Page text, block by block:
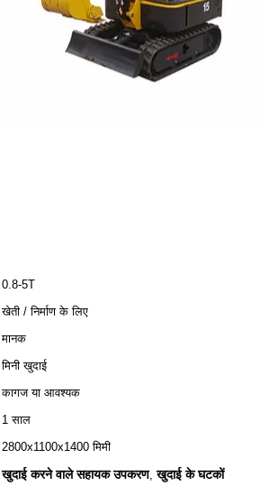
0.8-5T
खेती / निर्माण के लिए
मानक
मिनी खुदाई
कागज या आवश्यक
1 साल
2800x1100x1400 मिमी
खुदाई करने वाले सहायक उपकरण,खुदाई के घटकों